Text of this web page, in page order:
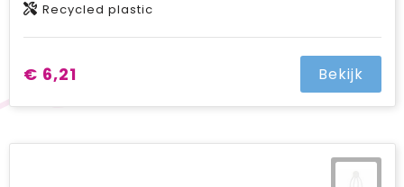
Recycled plastic
€ 6,21 Bekijk